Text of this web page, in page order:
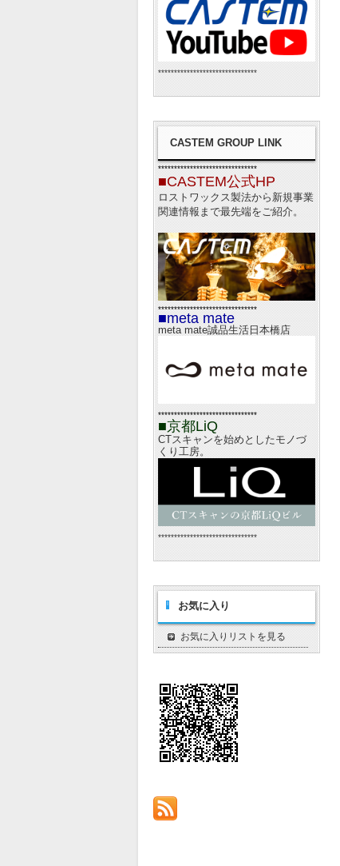
*******************************
CASTEM GROUP LINK
*******************************
■CASTEM公式HP
ロストワックス製法から新規事業
関連情報まで最先端をご紹介。
*******************************
■meta mate
meta mate誠品生活日本橋店
*******************************
■京都LiQ
CTスキャンを始めとしたモノづ
くり工房。
*******************************
お気に入り
お気に入りリストを見る